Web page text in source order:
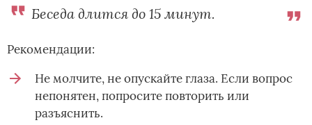
Беседа длится до 15 минут.
Рекомендации:
Не молчите, не опускайте глаза. Если вопрос
непонятен, попросите повторить или
разъяснить.